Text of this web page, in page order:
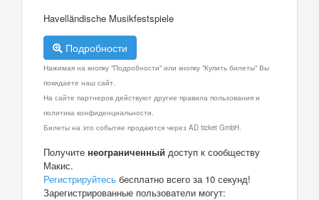
Havelländische Musikfestspiele
Подробности
Нажимая на кнопку "Подробности" или кнопку "Купить билеты" Вы
покидаете наш сайт.
На сайте партнеров действуют другие правила пользования и
политика конфиденциальности.
Билеты на это событие продаются через AD ticket GmbH.
Получите неограниченный доступ к сообществу
Макис.
Регистрируйтесь бесплатно всего за 10 секунд!
Зарегистрированные пользователи могут: